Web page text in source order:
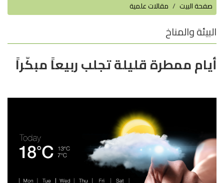
صفحة البيت مقالات علمية
البيئة والمناخ
أيام ممطرة قليلة تجلب ربيعاً مبكّراً